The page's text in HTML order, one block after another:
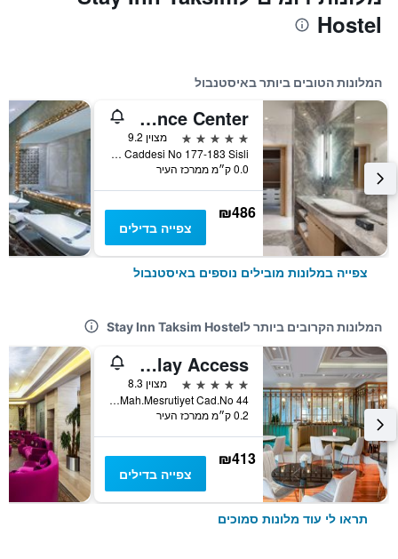
Hostel
המלונות הטובים ביותר באיסטנבול
Wyndham Grand Istanbul Levent Hotel & Conference Center
5 כוכבים
מצוין 9.2
Esentepe Mahallesi Buyukdere Caddesi No 177-183 Sisli, איסטנבול, טורקיה
0.0 ק״מ ממרכז העיר
₪486
צפייה בדילים
צפייה במלונות מובילים נוספים באיסטנבול
המלונות הקרובים ביותר לStay Inn Taksim Hostel
Rixos Pera Istanbul - Nickelodeon Play Access
5 כוכבים
מצוין 8.3
Kamerhatun Mah.Mesrutiyet Cad.No 44, איסטנבול, טורקיה
0.2 ק״מ ממרכז העיר
₪413
צפייה בדילים
תראו לי עוד מלונות סמוכים